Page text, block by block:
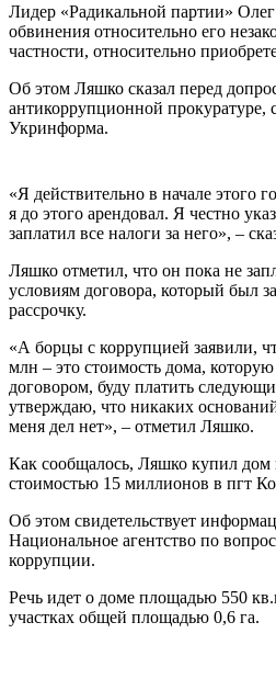
Лидер «Радикальной партии»
обвинения относительно его
частности, относительно
Об этом Ляшко сказал перед
антикоррупционной прокуратуре,
Укринформа.
«Я действительно в начале этого
я до этого арендовал. Я честно
заплатил все налоги за него», –
Ляшко отметил, что он пока не
условиям договора, который был
рассрочку.
«А борцы с коррупцией заявили,
млн – это стоимость дома, которую
договором, буду платить
утверждаю, что никаких
меня дел нет», – отметил Ляшко.
Как сообщалось, Ляшко купил дом
стоимостью 15 миллионов в пгт
Об этом свидетельствует
Национальное агентство по
коррупции.
Речь идет о доме площадью 550
участках общей площадью 0,6 га.